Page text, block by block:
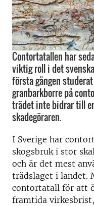
Contortatallen har
viktig roll i det
första gången
granbarkborre på
trädet inte bidrar till
skadegöraren.
I Sverige har
skogsbruk i stor
och är det mest
trädslaget i landet.
contortatall för att
framtida